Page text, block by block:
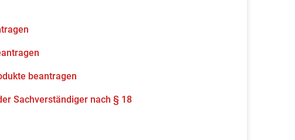
beantragen
Sachverständiger nach § 18